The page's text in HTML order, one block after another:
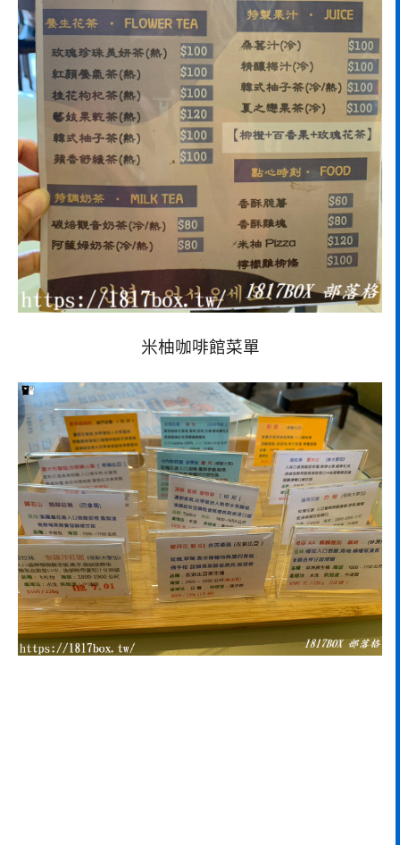
米柚咖啡館菜單